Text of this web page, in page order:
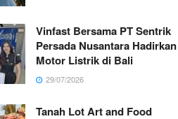
Vinfast Bersama PT Sentrik
Persada Nusantara Hadirkan
Motor Listrik di Bali
29/07/2026
Tanah Lot Art and Food